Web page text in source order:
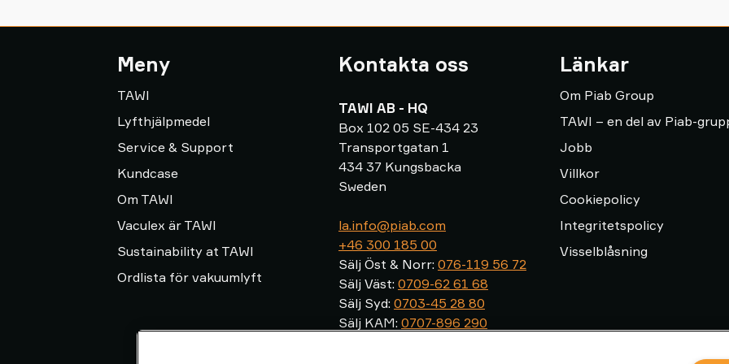
Meny
TAWI
Lyfthjälpmedel
Service & Support
Kundcase
Om TAWI
Vaculex är TAWI
Sustainability at TAWI
Ordlista för vakuumlyft
Kontakta oss
TAWI AB - HQ
Box 102 05 SE-434 23
Transportgatan 1
434 37 Kungsbacka
Sweden
la.info@piab.com
+46 300 185 00
Sälj Öst & Norr: 076-119 56 72
Sälj Väst: 0709-62 61 68
Sälj ​​Syd: 0703-45 28 80
Sälj KAM: 0707-896 290
Länkar
Om Piab Group
TAWI – en del av Piab-
Jobb
Villkor
Cookiepolicy
Integritetspolicy
Visselblåsning